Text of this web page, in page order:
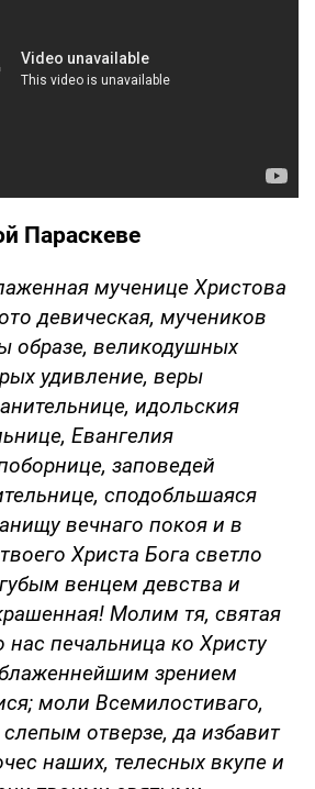
Параскеве
мученице Христова
девическая, мучеников
образе, великодушных
удивление, веры
идольския
Евангелия
заповедей
сподобльшаяся
вечнаго покоя и в
Христа Бога светло
венцем девства и
Молим тя, святая
нас печальница ко Христу
зрением
моли Всемилостиваго,
отверзе, да избавит
наших, телесных вкупе и